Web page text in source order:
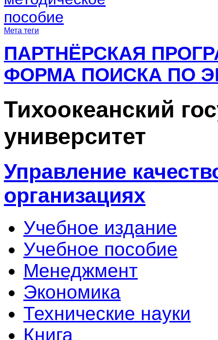
пособие
Мета теги
ПАРТНЁРСКАЯ
ФОРМА ПОИСКА ПО
Тихоокеанский
университет
Управление
организациях
Учебное издание
Учебное пособие
Менеджмент
Экономика
Технические науки
Книга